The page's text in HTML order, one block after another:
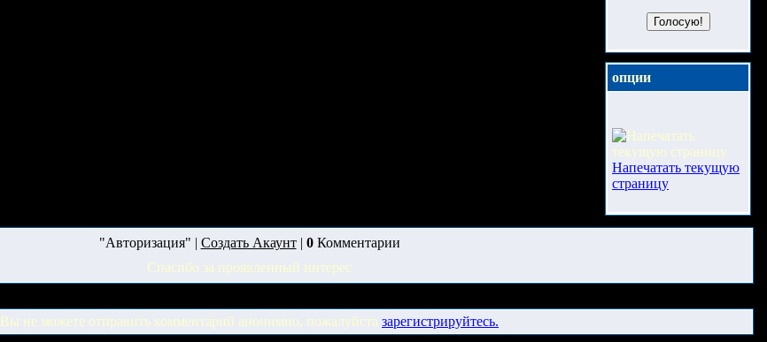
опции
Напечатать текущую
страницу
"Авторизация" | Создать Акаунт| 0Комментарии
Спасибо за проявленный интерес
Вы не можете отправить комментарий анонимно, пожалуйста зарегистрируйтесь.